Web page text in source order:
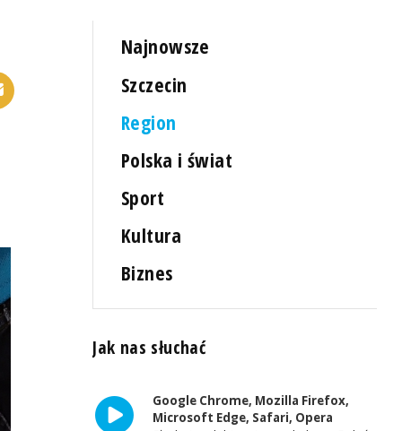
Najnowsze
Szczecin
Region
Polska i świat
Sport
Kultura
Biznes
Jak nas słuchać
Google Chrome, Mozilla Firefox,
Microsoft Edge, Safari, Opera